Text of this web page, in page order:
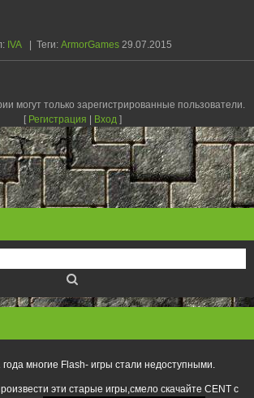
: IVA Теги: ArmorGames 29.07.2015
могут только зарегистрированные пользователи.
[ Регистрация Вход]
многие Flash- игры стали недоступными.
эти старые игры,смело скачайте CENT с